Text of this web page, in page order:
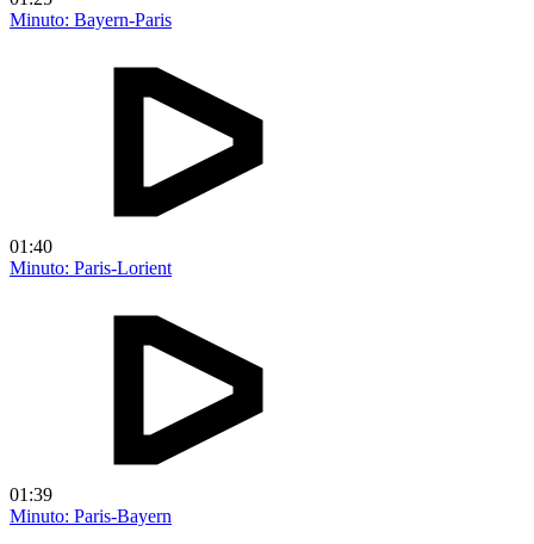
Minuto: Bayern-Paris
01:40
Minuto: Paris-Lorient
01:39
Minuto: Paris-Bayern